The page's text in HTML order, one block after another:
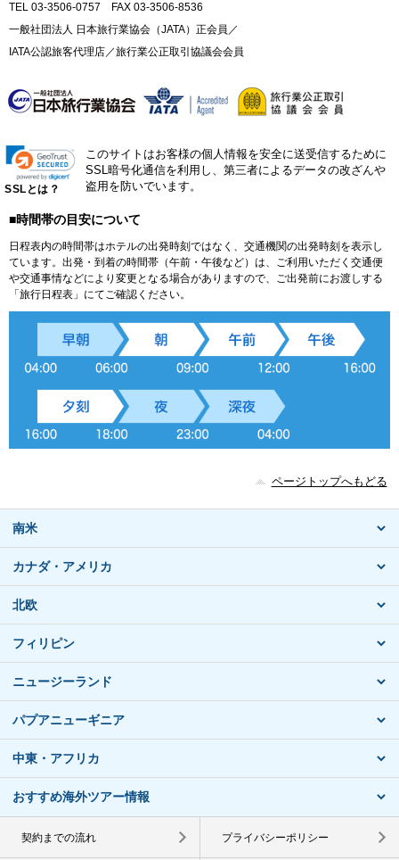
TEL 03-3506-0757 FAX 03-3506-8536
一般社団法人 日本旅行業協会（JATA）正会員／
IATA公認旅客代理店／旅行業公正取引協議会会員
SSLとは？
このサイトはお客様の個人情報を安全に送受信するために
SSL暗号化通信を利用し、第三者によるデータの改ざんや
盗用を防いでいます。
■時間帯の目安について
日程表内の時間帯はホテルの出発時刻ではなく、交通機関の出発時刻を表示し
ています。出発・到着の時間帯（午前・午後など）は、ご利用いただく交通便
や交通事情などにより変更となる場合がありますので、ご出発前にお渡しする
「旅行日程表」にてご確認ください。
ページトップへもどる
南米
カナダ・アメリカ
北欧
フィリピン
ニュージーランド
パプアニューギニア
中東・アフリカ
おすすめ海外ツアー情報
契約までの流れ プライバシーポリシー